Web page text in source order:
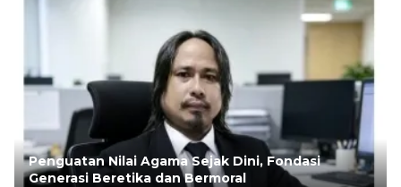
Penguatan Nilai Agama Sejak Dini, Fondasi
Generasi Beretika dan Bermoral